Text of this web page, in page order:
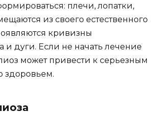
плечи, лопатки,
из своего естественного
кривизны
и дуги. Если не начать лечение
может привести к серьезным
здоровьем.